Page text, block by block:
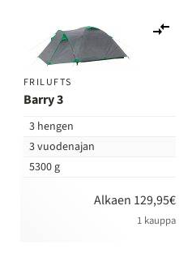
vertailuun
FRILUFTS
Barry 3
3 hengen
3 vuodenajan
5300 g
Alkaen 129,95€
1 kauppa